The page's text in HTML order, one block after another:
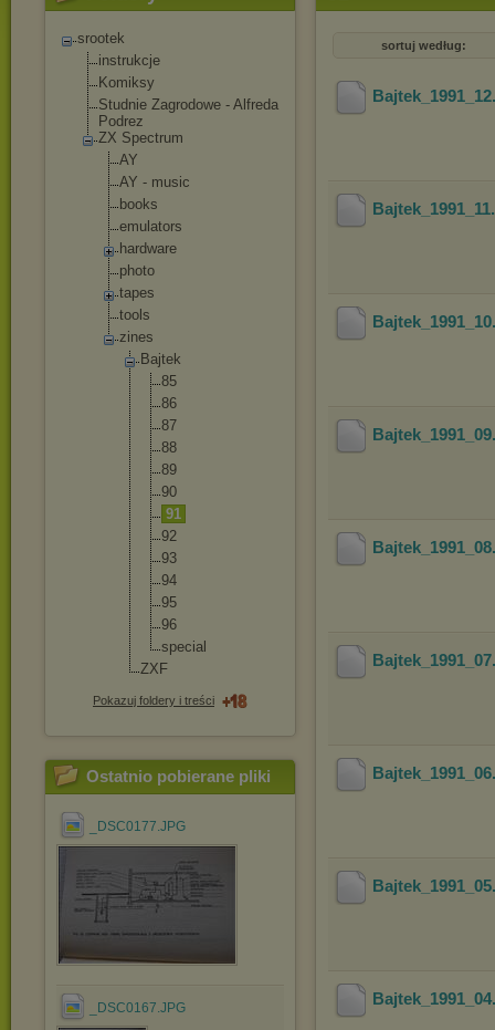
srootek
instrukcje
Komiksy
Studnie Zagrodowe - Alfreda
Podrez
ZX Spectrum
AY
AY - music
books
emulators
hardware
photo
tapes
tools
zines
Bajtek
85
86
87
88
89
90
91
92
93
94
95
96
special
ZXF
Pokazuj foldery i treści
Ostatnio pobierane pliki
_DSC0177.JPG
_DSC0167.JPG
sortuj według:
Bajtek_1991_12
Bajtek_1991_11
Bajtek_1991_10
Bajtek_1991_09
Bajtek_1991_08
Bajtek_1991_07
Bajtek_1991_06
Bajtek_1991_05
Bajtek_1991_04